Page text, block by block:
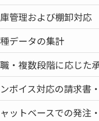
管理および棚卸対応
データの集計
・複数段階に応じた
ボイス対応の請求書
ットベースでの発注